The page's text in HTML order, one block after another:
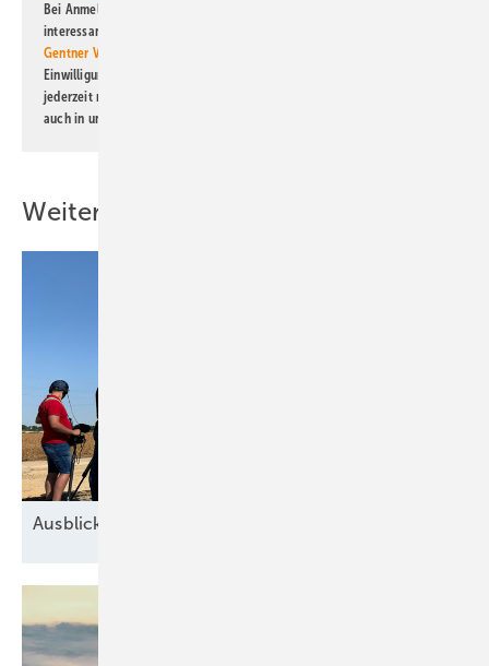
Bei Anmeldung zu diesem Newsletter bin ich damit einverstanden, über
interessante Verlags- und Online-Angebote
Gentner Verlag GmbH & Co. KG
Einwilligung kann ich jederzeit widerrufen und eine Abmeldung ist
jederzeit möglich. Informationen zum Umgang mit Daten finden Sie
auch in unserer
Weitere Inhalte
Ausblick der Windbranche: Was kommt 2026?